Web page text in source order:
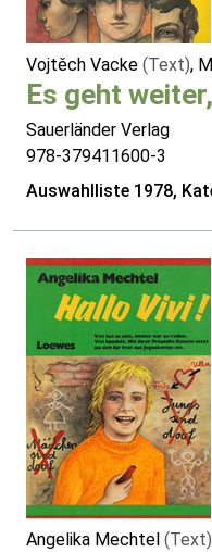
Vojtěch Vacke (Text),
Es geht
Sauerländer Verlag
978-379411600-3
Auswahlliste 1978,
Angelika Mechtel (Text)